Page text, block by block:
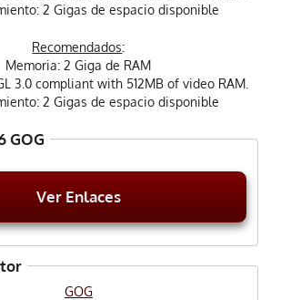
2 Gigas de espacio disponible
Recomendados:
Memoria: 2 Giga de RAM
3.0 compliant with 512MB of video RAM.
2 Gigas de espacio disponible
GOG
Ver Enlaces
GOG